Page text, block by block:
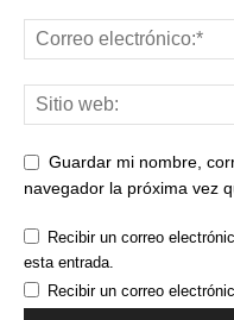
Guardar mi nombre,
navegador la próxima vez
Recibir un correo
esta entrada.
Recibir un correo